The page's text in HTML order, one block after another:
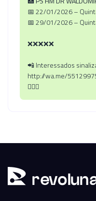
📅 22/01/2026 –
📅 29/01/2026 –
❌❌❌❌❌
📲 Interessados
http://wa.me/
🧏🏼‍♀️
rev